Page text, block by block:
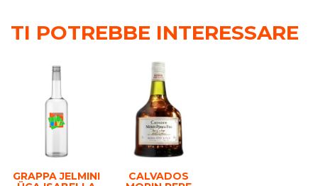
TI POTREBBE INTERESSARE
GRAPPA JELMINI
CALVADOS